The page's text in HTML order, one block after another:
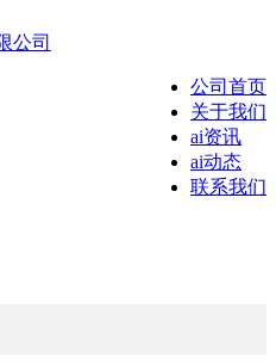
公司首页
关于我们
ai资讯
ai动态
联系我们